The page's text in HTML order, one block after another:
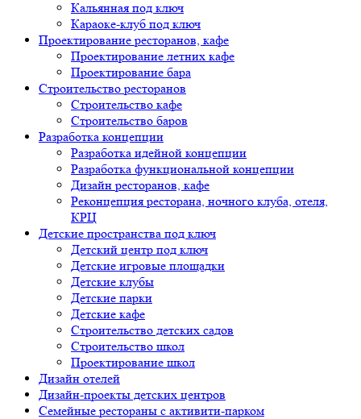
Кальянная под ключ
Караоке-клуб под ключ
Проектирование ресторанов, кафе
Проектирование летних кафе
Проектирование бара
Строительство ресторанов
Строительство кафе
Строительство баров
Разработка концепции
Разработка идейной концепции
Разработка функциональной концепции
Дизайн ресторанов, кафе
Реконцепция ресторана, ночного клуба, отеля,
КРЦ
Детские пространства под ключ
Детский центр под ключ
Детские игровые площадки
Детские клубы
Детские парки
Детские кафе
Строительство детских садов
Строительство школ
Проектирование школ
Дизайн отелей
Дизайн-проекты детских центров
Семейные рестораны с активити-парком